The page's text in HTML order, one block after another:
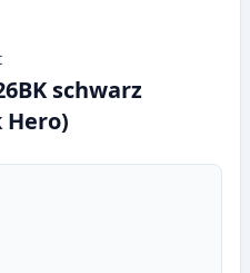
schwarz